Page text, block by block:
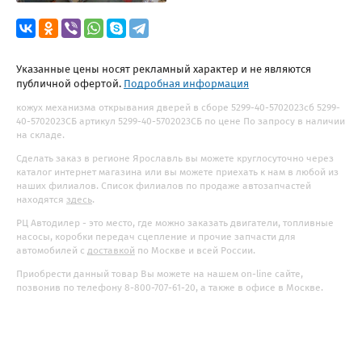
Указанные цены носят рекламный характер и не являются
публичной офертой. Подробная информация
кожух механизма открывания дверей в сборе 5299-40-5702023сб 5299-
40-5702023СБ артикул 5299-40-5702023СБ по цене По запросу в наличии
на складе.
Сделать заказ в регионе Ярославль вы можете круглосуточно через
каталог интернет магазина или вы можете приехать к нам в любой из
наших филиалов. Список филиалов по продаже автозапчастей
находятся здесь.
РЦ Автодилер - это место, где можно заказать двигатели, топливные
насосы, коробки передач сцепление и прочие запчасти для
автомобилей с доставкой по Москве и всей России.
Приобрести данный товар Вы можете на нашем on-line сайте,
позвонив по телефону 8-800-707-61-20, а также в офисе в Москве.